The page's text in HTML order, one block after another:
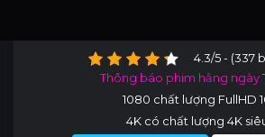
4.3/5 - (337
Thông báo phim hằng ngày
1080 chất lượng FullHD
4K có chất lượng 4K